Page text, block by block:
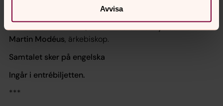
Avvisa
fråga som kryper obehagligt nära kriminalkommissarie
Armand Gamache i Québec.Louise Pennyi samtal med
Martin Modéus, ärkebiskop.
Samtalet sker på engelska
Ingår i entrébiljetten.
***